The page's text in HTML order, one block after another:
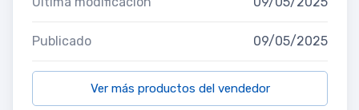
Publicado 09/05/2025
Ver más productos del vendedor